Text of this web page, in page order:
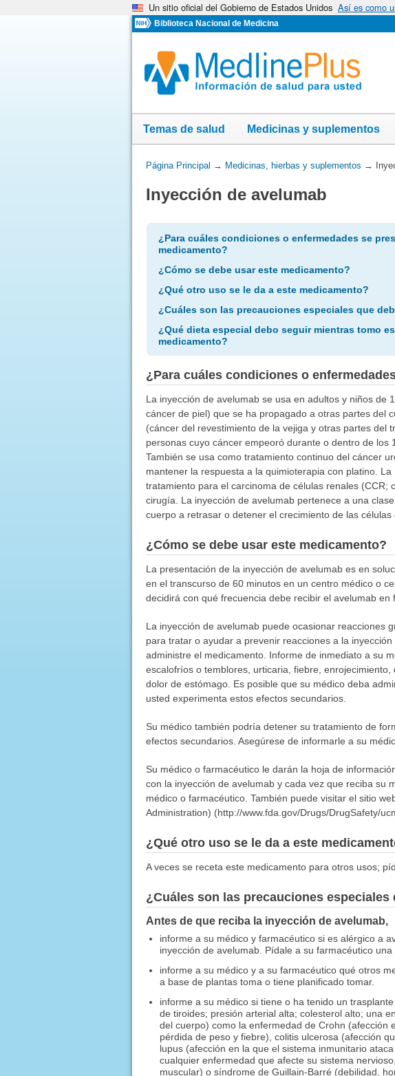
Un sitio oficial del Gobierno de Estados Unidos Así es como
Biblioteca Nacional de Medicina
Temas de salud Medicinas y suplementos
Usted
aquí:
Página Principal → Medicinas, hierbas y suplementos →
Inyección de avelumab
¿Para cuáles condiciones o enfermedades se
medicamento?
¿Cómo se debe usar este medicamento?
¿Qué otro uso se le da a este medicamento?
¿Cuáles son las precauciones especiales que
¿Qué dieta especial debo seguir mientras tomo
medicamento?
¿Para cuáles condiciones o
La inyección de avelumab se usa en adultos y niños de
cáncer de piel) que se ha propagado a otras partes del
(cáncer del revestimiento de la vejiga y otras partes del
personas cuyo cáncer empeoró durante o dentro de
También se usa como tratamiento continuo del cáncer
mantener la respuesta a la quimioterapia con platino.
tratamiento para el carcinoma de células renales
cirugía. La inyección de avelumab pertenece a una
cuerpo a retrasar o detener el crecimiento de las células
¿Cómo se debe usar este medicamento?
La presentación de la inyección de avelumab es en
en el transcurso de 60 minutos en un centro médico o
decidirá con qué frecuencia debe recibir el avelumab
La inyección de avelumab puede ocasionar reacciones
para tratar o ayudar a prevenir reacciones a la
administre el medicamento. Informe de inmediato a su
escalofríos o temblores, urticaria, fiebre,
dolor de estómago. Es posible que su médico deba
usted experimenta estos efectos secundarios.
Su médico también podría detener su tratamiento de
efectos secundarios. Asegúrese de informarle a su
Su médico o farmacéutico le darán la hoja de
con la inyección de avelumab y cada vez que reciba su
médico o farmacéutico. También puede visitar el sitio
Administration) (http://www.fda.gov/Drugs/DrugSafety/
¿Qué otro uso se le da a este
A veces se receta este medicamento para otros usos;
¿Cuáles son las precauciones especiales
Antes de que reciba la inyección de avelumab,
informe a su médico y farmacéutico si es alérgico a
inyección de avelumab. Pídale a su farmacéutico una
informe a su médico y a su farmacéutico qué otros
a base de plantas toma o tiene planificado tomar.
informe a su médico si tiene o ha tenido un
de tiroides; presión arterial alta; colesterol alto; una
del cuerpo) como la enfermedad de Crohn (afección
pérdida de peso y fiebre), colitis ulcerosa (afección
lupus (afección en la que el sistema inmunitario
cualquier enfermedad que afecte su sistema
muscular) o síndrome de Guillain-Barré (debilidad,